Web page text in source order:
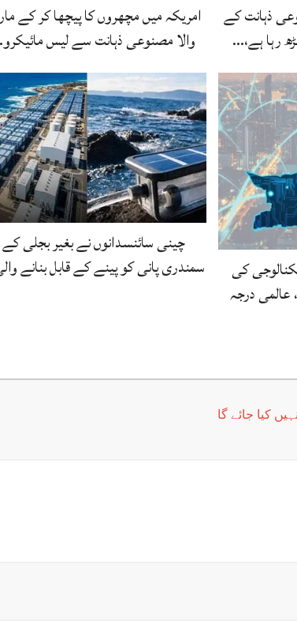
ذہانت کے
رہا ہے،…
امریکہ میں مچھروں کا پیچھا کر کے
والا مصنوعی ذہانت سے لیس
کی
عالمی درجہ
چینی سائنسدانوں نے بغیر بجلی کے
سمندری پانی کو پینے کے قابل بنانے
کیا جائے گا